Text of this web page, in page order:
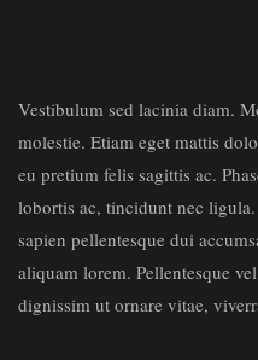
Vestibulum sed lacinia diam.
molestie. Etiam eget mattis
eu pretium felis sagittis ac.
lobortis ac, tincidunt nec
sapien pellentesque dui
aliquam lorem. Pellentesque
dignissim ut ornare vitae,